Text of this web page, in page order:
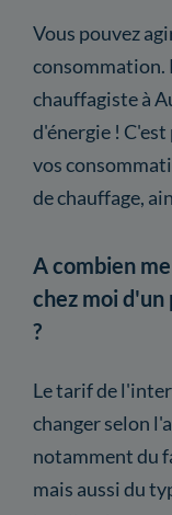
Vous pouvez
consommation.
chauffagiste à
d'énergie !
vos
de chauffage,
A combien
chez moi
?
Le tarif de
changer selon
notamment du
mais aussi du